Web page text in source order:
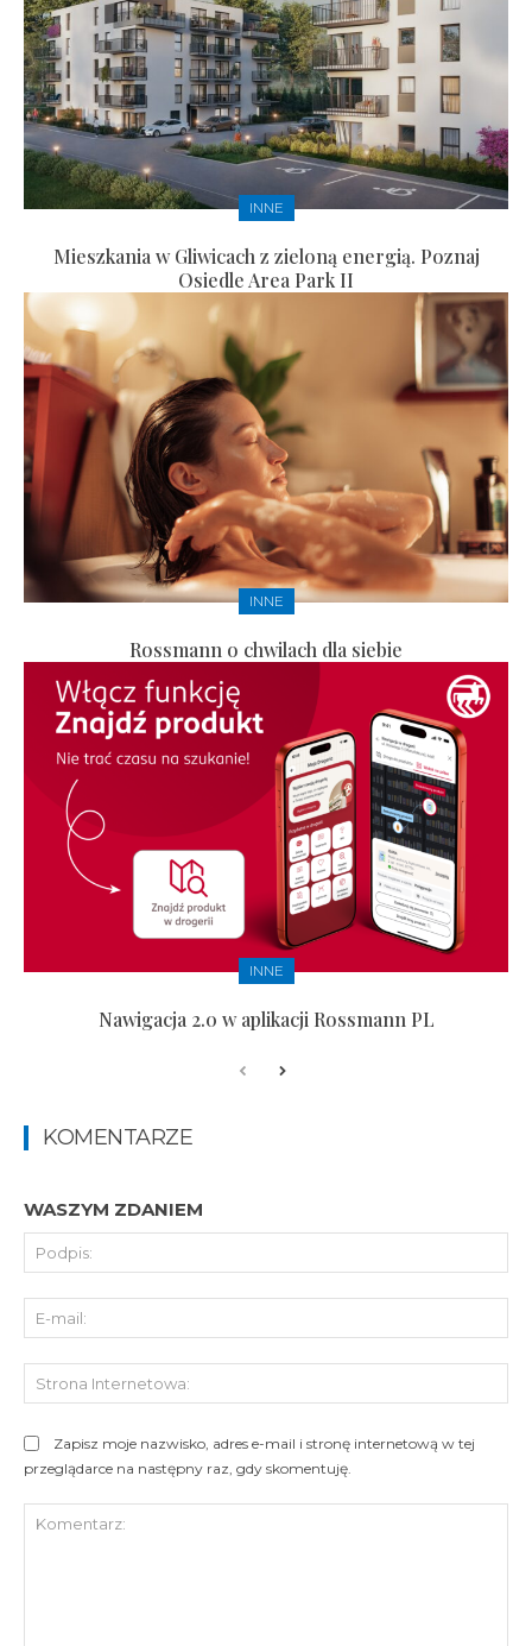
INNE
Mieszkania w Gliwicach z zieloną energią. Poznaj
Osiedle Area Park II
INNE
Rossmann o chwilach dla siebie
INNE
Nawigacja 2.0 w aplikacji Rossmann PL
KOMENTARZE
WASZYM ZDANIEM
Zapisz moje nazwisko, adres e-mail i stronę internetową w tej
przeglądarce na następny raz, gdy skomentuję.